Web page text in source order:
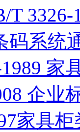
T 3326-
码系统
家
企业
家具